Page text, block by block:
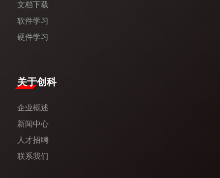
文档下载
软件学习
硬件学习
​关于创科​
企业概述
新闻中心​
人才招聘
联系我们